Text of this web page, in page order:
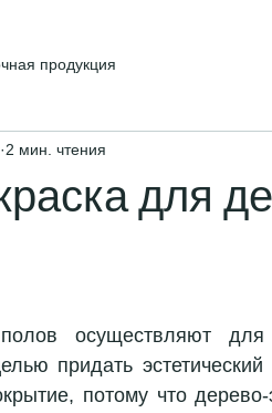
продукция
для
2 мин. чтения
полов осуществляют
придать
потому что